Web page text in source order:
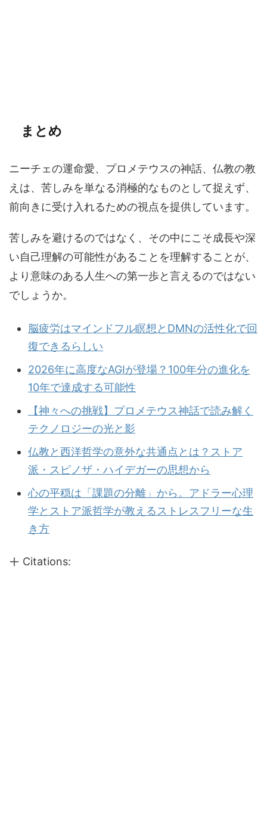
まとめ
ニーチェの運命愛、プロメテウスの神話、仏教の教
えは、苦しみを単なる消極的なものとして捉えず、
前向きに受け入れるための視点を提供しています。
苦しみを避けるのではなく、その中にこそ成長や深
い自己理解の可能性があることを理解することが、
より意味のある人生への第一歩と言えるのではない
でしょうか。
脳疲労はマインドフル瞑想とDMNの活性化で回
復できるらしい
2026年に高度なAGIが登場？100年分の進化を
10年で達成する可能性
【神々への挑戦】プロメテウス神話で読み解く
テクノロジーの光と影
仏教と西洋哲学の意外な共通点とは？ストア
派・スピノザ・ハイデガーの思想から
心の平穏は「課題の分離」から。アドラー心理
学とストア派哲学が教えるストレスフリーな生
き方
Citations: